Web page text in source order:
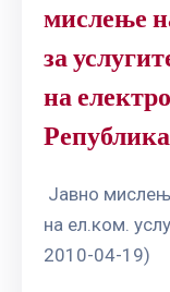
мислење
за
на
Јавно
на ел.ком.
2010-04-19)